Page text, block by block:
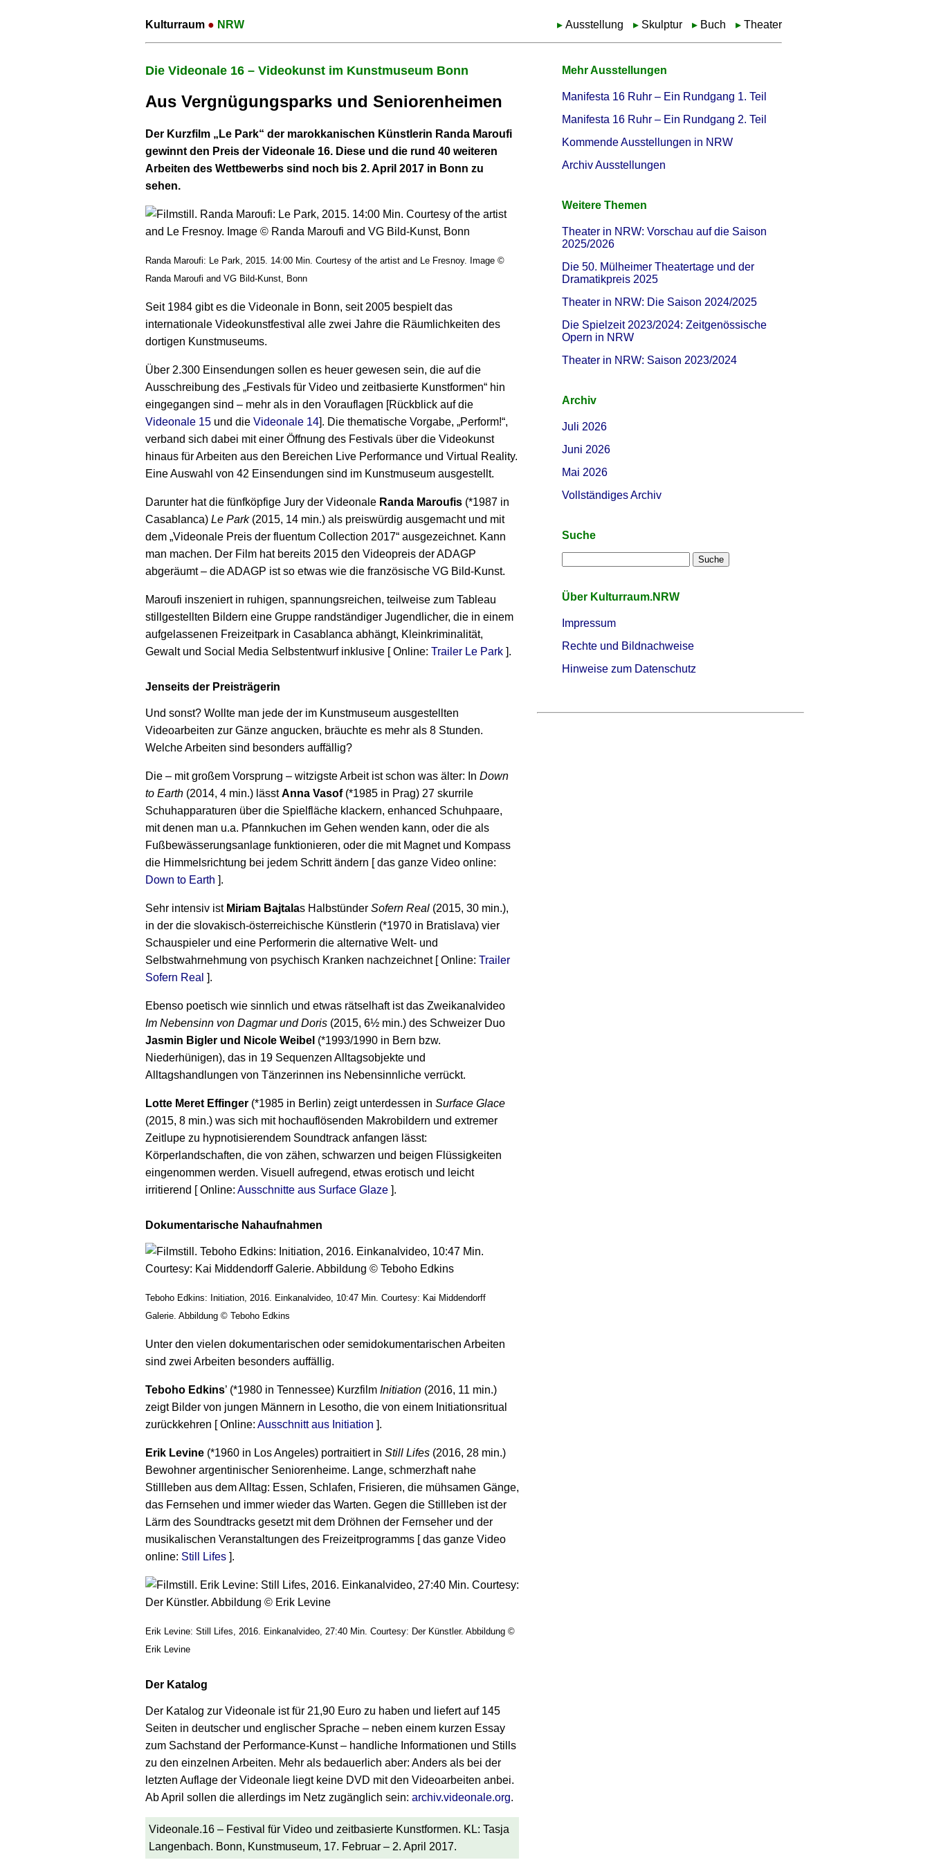
Kulturraum ● NRW Ausstellung Skulptur Buch Theater
Die Videonale 16 – Videokunst im Kunstmuseum Bonn
Aus Vergnügungsparks und Seniorenheimen
Der Kurzfilm „Le Park“ der marokkanischen Künstlerin Randa Maroufi
gewinnt den Preis der Videonale 16. Diese und die rund 40 weiteren
Arbeiten des Wettbewerbs sind noch bis 2. April 2017 in Bonn zu
sehen.
Randa Maroufi: Le Park, 2015. 14:00 Min. Courtesy of the artist and Le Fresnoy. Image ©
Randa Maroufi and VG Bild-Kunst, Bonn
Seit 1984 gibt es die Videonale in Bonn, seit 2005 bespielt das
internationale Videokunstfestival alle zwei Jahre die Räumlichkeiten des
dortigen Kunstmuseums.
Über 2.300 Einsendungen sollen es heuer gewesen sein, die auf die
Ausschreibung des „Festivals für Video und zeitbasierte Kunstformen“ hin
eingegangen sind – mehr als in den Vorauflagen [Rückblick auf die
Videonale 15 und die Videonale 14]. Die thematische Vorgabe, „Perform!“,
verband sich dabei mit einer Öffnung des Festivals über die Videokunst
hinaus für Arbeiten aus den Bereichen Live Performance und Virtual Reality.
Eine Auswahl von 42 Einsendungen sind im Kunstmuseum ausgestellt.
Darunter hat die fünfköpfige Jury der Videonale Randa Maroufis (*1987 in
Casablanca) Le Park(2015, 14 min.) als preiswürdig ausgemacht und mit
dem „Videonale Preis der fluentum Collection 2017“ ausgezeichnet. Kann
man machen. Der Film hat bereits 2015 den Videopreis der ADAGP
abgeräumt – die ADAGP ist so etwas wie die französische VG Bild-Kunst.
Maroufi inszeniert in ruhigen, spannungsreichen, teilweise zum Tableau
stillgestellten Bildern eine Gruppe randständiger Jugendlicher, die in einem
aufgelassenen Freizeitpark in Casablanca abhängt, Kleinkriminalität,
Gewalt und Social Media Selbstentwurf inklusive [ Online: Trailer Le Park ].
Jenseits der Preisträgerin
Und sonst? Wollte man jede der im Kunstmuseum ausgestellten
Videoarbeiten zur Gänze angucken, bräuchte es mehr als 8 Stunden.
Welche Arbeiten sind besonders auffällig?
Die – mit großem Vorsprung – witzigste Arbeit ist schon was älter: In Down
to Earth (2014, 4 min.) lässtAnna Vasof(*1985 in Prag) 27 skurrile
Schuhapparaturen über die Spielfläche klackern, enhanced Schuhpaare,
mit denen man u.a. Pfannkuchen im Gehen wenden kann, oder die als
Fußbewässerungsanlage funktionieren, oder die mit Magnet und Kompass
die Himmelsrichtung bei jedem Schritt ändern [ das ganze Video online:
Down to Earth ].
Sehr intensiv ist Miriam Bajtalas Halbstünder Sofern Real (2015, 30 min.),
in der die slovakisch-österreichische Künstlerin (*1970 in Bratislava) vier
Schauspieler und eine Performerin die alternative Welt- und
Selbstwahrnehmung von psychisch Kranken nachzeichnet [ Online: Trailer
Sofern Real ].
Ebenso poetisch wie sinnlich und etwas rätselhaft ist das Zweikanalvideo
Im Nebensinn von Dagmar und Doris (2015, 6½ min.) des Schweizer Duo
Jasmin Bigler und Nicole Weibel (*1993/1990 in Bern bzw.
Niederhünigen), das in 19 Sequenzen Alltagsobjekte und
Alltagshandlungen von Tänzerinnen ins Nebensinnliche verrückt.
Lotte Meret Effinger (*1985 in Berlin) zeigt unterdessen in Surface Glace
(2015, 8 min.) was sich mit hochauflösenden Makrobildern und extremer
Zeitlupe zu hypnotisierendem Soundtrack anfangen lässt:
Körperlandschaften, die von zähen, schwarzen und beigen Flüssigkeiten
eingenommen werden. Visuell aufregend, etwas erotisch und leicht
irritierend [ Online: Ausschnitte aus Surface Glaze ].
Dokumentarische Nahaufnahmen
Teboho Edkins: Initiation, 2016. Einkanalvideo, 10:47 Min. Courtesy: Kai Middendorff
Galerie. Abbildung © Teboho Edkins
Unter den vielen dokumentarischen oder semidokumentarischen Arbeiten
sind zwei Arbeiten besonders auffällig.
Teboho Edkins’ (*1980 in Tennessee) Kurzfilm Initiation (2016, 11 min.)
zeigt Bilder von jungen Männern in Lesotho, die von einem Initiationsritual
zurückkehren [ Online: Ausschnitt aus Initiation ].
Erik Levine (*1960 in Los Angeles) portraitiert in Still Lifes (2016, 28 min.)
Bewohner argentinischer Seniorenheime. Lange, schmerzhaft nahe
Stillleben aus dem Alltag: Essen, Schlafen, Frisieren, die mühsamen Gänge,
das Fernsehen und immer wieder das Warten. Gegen die Stillleben ist der
Lärm des Soundtracks gesetzt mit dem Dröhnen der Fernseher und der
musikalischen Veranstaltungen des Freizeitprogramms [ das ganze Video
online: Still Lifes ].
Erik Levine: Still Lifes, 2016. Einkanalvideo, 27:40 Min. Courtesy: Der Künstler. Abbildung ©
Erik Levine
Der Katalog
Der Katalog zur Videonale ist für 21,90 Euro zu haben und liefert auf 145
Seiten in deutscher und englischer Sprache – neben einem kurzen Essay
zum Sachstand der Performance-Kunst – handliche Informationen und Stills
zu den einzelnen Arbeiten. Mehr als bedauerlich aber: Anders als bei der
letzten Auflage der Videonale liegt keine DVD mit den Videoarbeiten anbei.
Ab April sollen die allerdings im Netz zugänglich sein: archiv.videonale.org.
Videonale.16 – Festival für Video und zeitbasierte Kunstformen. KL: Tasja
Langenbach. Bonn, Kunstmuseum, 17. Februar – 2. April 2017.
Mehr Ausstellungen
Manifesta 16 Ruhr – Ein Rundgang 1. Teil
Manifesta 16 Ruhr – Ein Rundgang 2. Teil
Kommende Ausstellungen in NRW
Archiv Ausstellungen
Weitere Themen
Theater in NRW: Vorschau auf die Saison
2025/2026
Die 50. Mülheimer Theatertage und der
Dramatikpreis 2025
Theater in NRW: Die Saison 2024/2025
Die Spielzeit 2023/2024: Zeitgenössische
Opern in NRW
Theater in NRW: Saison 2023/2024
Archiv
Juli 2026
Juni 2026
Mai 2026
Vollständiges Archiv
Suche
Über Kulturraum.NRW
Impressum
Rechte und Bildnachweise
Hinweise zum Datenschutz